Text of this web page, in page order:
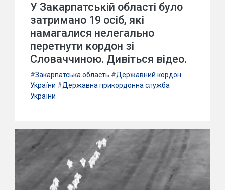
У Закарпатській області було
затримано 19 осіб, які
намагалися нелегально
перетнути кордон зі
Словаччиною. Дивіться відео.
#Закарпатська область #Державний кордон
України #Державна прикордонна служба
України